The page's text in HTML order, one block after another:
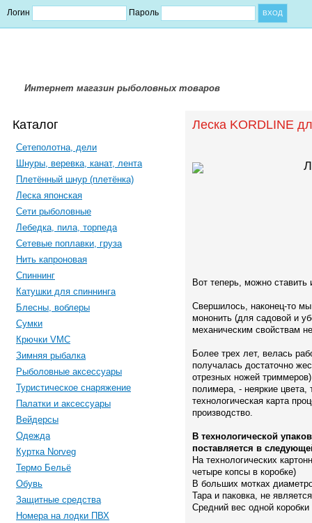
Логин Пароль
Интернет магазин рыболовных товаров
Каталог
Сетеполотна, дели
Шнуры, веревка, канат, лента
Плетённый шнур (плетёнка)
Леска японская
Сети рыболовные
Лебедка, пила, торпеда
Сетевые поплавки, груза
Нить капроновая
Спиннинг
Катушки для спиннинга
Блесны, воблеры
Сумки
Крючки VMC
Зимняя рыбалка
Рыболовные аксессуары
Туристическое снаряжение
Палатки и аксессуары
Вейдерсы
Одежда
Куртка Norveg
Термо Бельё
Обувь
Защитные средства
Номера на лодки ПВХ
Леска KORDLINE
Вот теперь, можно ставить
Свершилось, наконец-то
мононить (для садовой и
механическим свойствам
Более трех лет, велась
получалась достаточно
отрезных ножей
полимера, - неяркие
технологическая карта
производство.
В технологической
поставляется в
На технологических
четыре копсы в коробке)
В больших мотках
Тара и паковка, не
Средний вес одной коробки